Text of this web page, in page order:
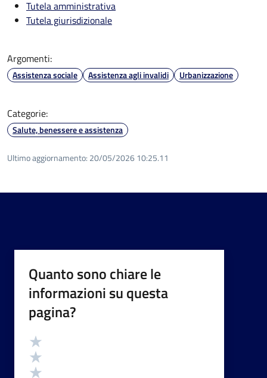
Tutela amministrativa
Tutela giurisdizionale
Argomenti:
Assistenza sociale Assistenza agli invalidi Urbanizzazione
Categorie:
Salute, benessere e assistenza
Ultimo aggiornamento: 20/05/2026 10:25.11
Quanto sono chiare le
informazioni su questa
pagina?
Valutazione